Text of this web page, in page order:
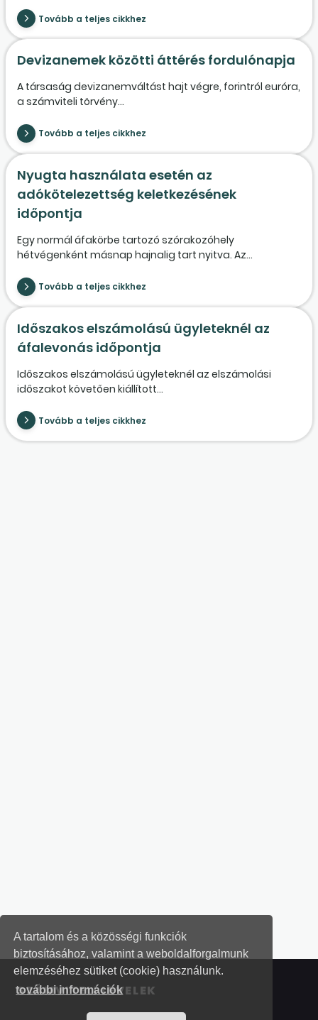
A tartalom és a közösségi funkciók
biztosításához, valamint a weboldalforgalmunk
elemzéséhez sütiket (cookie) használunk.
további információk
Tovább a teljes cikkhez
Devizanemek közötti áttérés fordulónapja
A társaság devizanemváltást hajt végre, forintról euróra,
a számviteli törvény...
Tovább a teljes cikkhez
Nyugta használata esetén az
adókötelezettség keletkezésének
időpontja
Egy normál áfakörbe tartozó szórakozóhely
hétvégenként másnap hajnalig tart nyitva. Az...
Tovább a teljes cikkhez
Időszakos elszámolású ügyleteknél az
áfalevonás időpontja
Időszakos elszámolású ügyleteknél az elszámolási
időszakot követően kiállított...
Tovább a teljes cikkhez
SZÁMVITELI LEVELEK